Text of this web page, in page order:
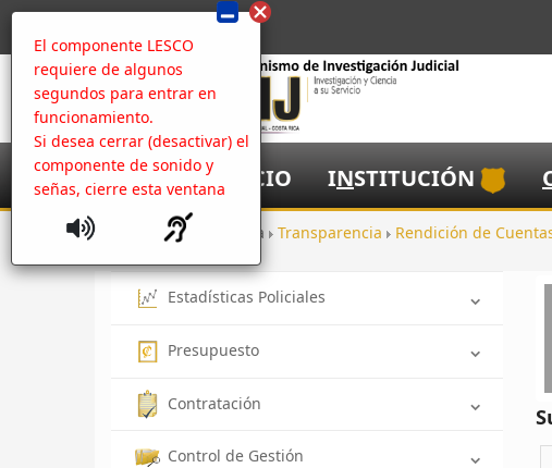
El componente LESCO
requiere de algunos
segundos para entrar en
funcionamiento.
Si desea cerrar (desactivar) el
componente de sonido y
señas, cierre esta ventana
NICIO INSTITUCIÓN
Inicio Apertura Transparencia Rendición de
Estadísticas Policiales
Presupuesto
Contratación
Control de Gestión